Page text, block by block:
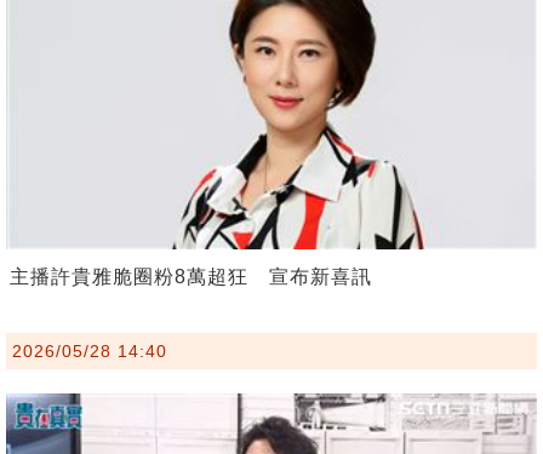
主播許貴雅脆圈粉8萬超狂 宣布新喜訊
2026/05/28 14:40